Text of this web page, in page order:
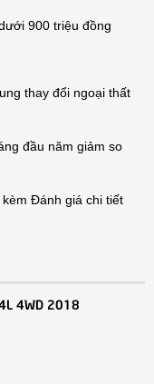
900 triệu đồng
thay đổi ngoại thất
đầu năm giảm so
Đánh giá chi tiết
4WD 2018